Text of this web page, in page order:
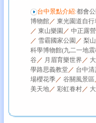
台中景點介紹:都會公
博物館／ 東光園道自行
／ 東山樂園 ／ 中正露
／ 雪霸國家公園 ／ 梨
科學博物館(九二一地
谷 ／ 月眉育樂世界 ／
學路思義教堂／ 台中
場櫻花季 ／ 谷關風景區
美天地／ 彩虹眷村／